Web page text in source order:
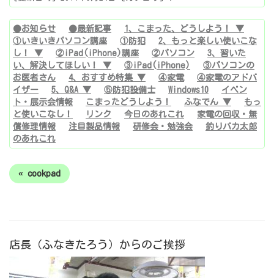
●お知らせ ●最新記事
1、こまった、どうしよう！ ▼
①いきいきパソコン講座
①防犯
2、もっと楽しい使いこな
し！ ▼
②iPad(iPhone)講座 ②パソコン
3、習いた
い、解決してほしい！ ▼
③iPad(iPhone)
③パソコンの
お医者さん
4、おすすめ特集 ▼ ④家電
④家電のアドバ
イザー
5、Q&A ▼ ⑤防犯設備士 Windows10
イベン
ト・展示会情報
こまったどうしよう！ ふなでん ▼
もっ
と使いこなし！
リンク 今日のあれこれ
家電の回収・無
償修理情報
注目製品情報 研修会・勉強会
釣りバカ太郎
のあれこれ
« cookpad
店長（ふなきたろう）からのご挨拶